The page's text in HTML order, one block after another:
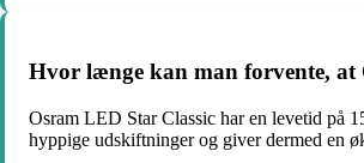
Hvor længe kan man forvente, at
Osram LED Star Classic har en levetid på
hyppige udskiftninger og giver dermed en